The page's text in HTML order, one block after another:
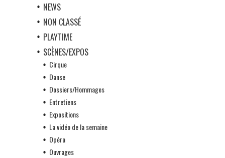
NEWS
NON CLASSÉ
PLAYTIME
SCÈNES/EXPOS
Cirque
Danse
Dossiers/Hommages
Entretiens
Expositions
La vidéo de la semaine
Opéra
Ouvrages